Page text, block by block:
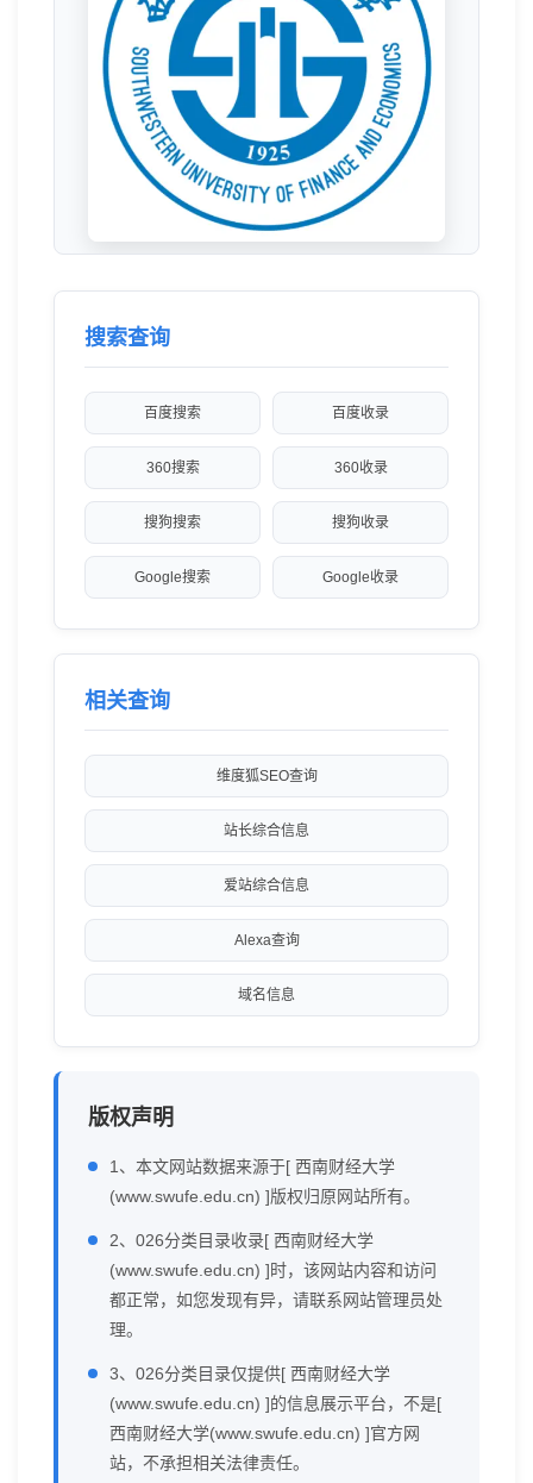
年成为国家“985工程”优势学科创新平台建设高
校，2017年成为国家“双一流”建设高校。西南财
经大学是首批“高层次国际化人才培养创新实践基
地”基地、四川首批“来华留学质量认证”试点院
校。“非洲研究中心”“孟加拉湾国家研究中心”获批
教育部备案国别和区域研究中心。
搜索查询
百度搜索 百度收录
360搜索 360收录
搜狗搜索 搜狗收录
Google搜索 Google收录
相关查询
维度狐SEO查询
站长综合信息
爱站综合信息
Alexa查询
域名信息
版权声明
1、本文网站数据来源于[ 西南财经大学
(www.swufe.edu.cn) ]版权归原网站所有。
2、026分类目录收录[ 西南财经大学
(www.swufe.edu.cn) ]时，该网站内容和访问
都正常，如您发现有异，请联系网站管理员处
理。
3、026分类目录仅提供[ 西南财经大学
(www.swufe.edu.cn) ]的信息展示平台，不是[
西南财经大学(www.swufe.edu.cn) ]官方网
站，不承担相关法律责任。